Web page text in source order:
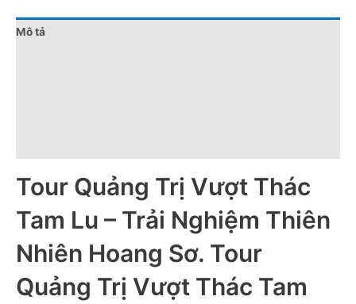
Mô tả
Tour Quảng Trị Vượt Thác
Tam Lu – Trải Nghiệm Thiên
Nhiên Hoang Sơ. Tour
Quảng Trị Vượt Thác Tam